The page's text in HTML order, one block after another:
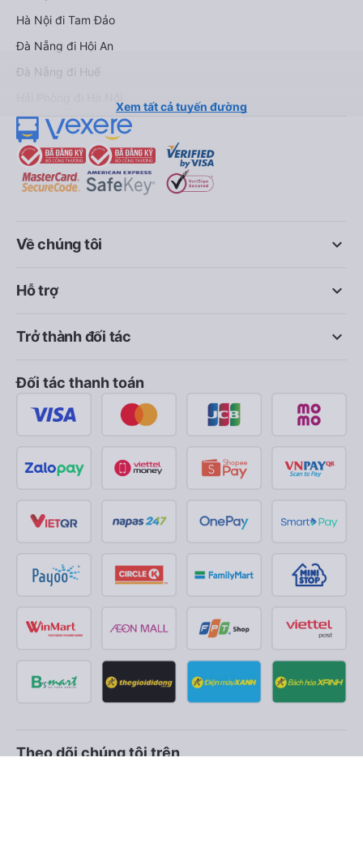
Hà Nội đi Tam Đảo
Đà Nẵng đi Hội An
Đà Nẵng đi Huế
Xem tất cả tuyến đường
keyboard_arrow_down
Về chúng tôi
keyboard_arrow_down
Hỗ trợ
keyboard_arrow_down
Trở thành đối tác
Đối tác thanh toán
Theo dõi chúng tôi trên